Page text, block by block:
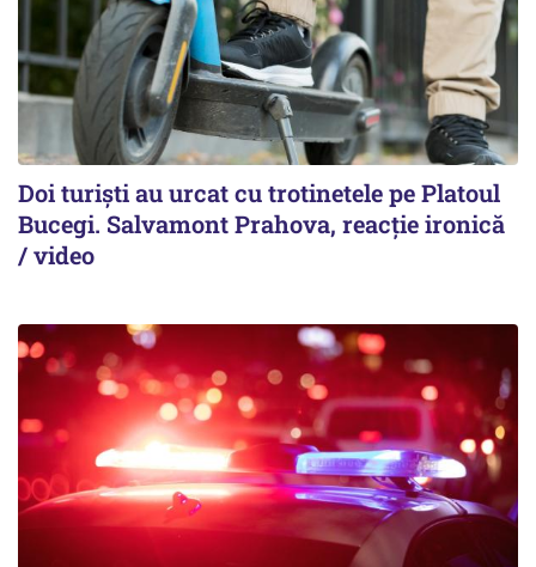
Doi turiști au urcat cu trotinetele pe Platoul
Bucegi. Salvamont Prahova, reacție ironică
/ video